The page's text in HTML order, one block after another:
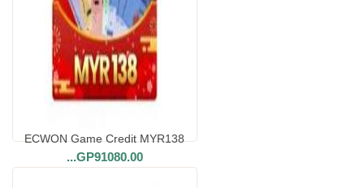
ECWON Game Credit MYR138
...GP91080.00